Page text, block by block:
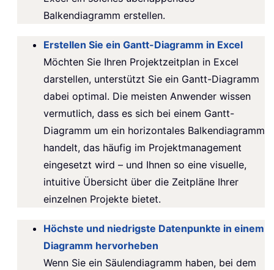
Balkendiagramm erstellen.
Erstellen Sie ein Gantt-Diagramm in Excel
Möchten Sie Ihren Projektzeitplan in Excel
darstellen, unterstützt Sie ein Gantt-Diagramm
dabei optimal. Die meisten Anwender wissen
vermutlich, dass es sich bei einem Gantt-
Diagramm um ein horizontales Balkendiagramm
handelt, das häufig im Projektmanagement
eingesetzt wird – und Ihnen so eine visuelle,
intuitive Übersicht über die Zeitpläne Ihrer
einzelnen Projekte bietet.
Höchste und niedrigste Datenpunkte in einem
Diagramm hervorheben
Wenn Sie ein Säulendiagramm haben, bei dem